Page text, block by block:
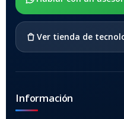
Ver tienda de
Información